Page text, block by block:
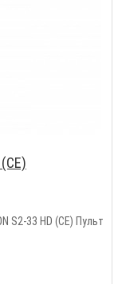
S2-33 HD (CE) Пульт